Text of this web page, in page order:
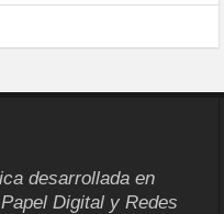
desarrollada en
Digital y Redes